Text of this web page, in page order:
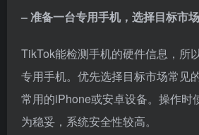
– 准备一台专用手机，选择目标市场
TikTok能检测手机的硬件信息，所
专用手机。优先选择目标市场常见
常用的iPhone或安卓设备。操作时
为稳妥，系统安全性较高。